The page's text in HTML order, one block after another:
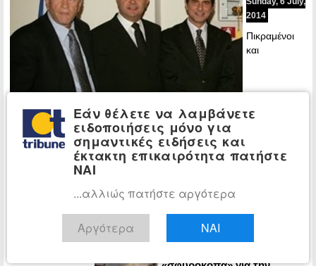
2014
Πικραμένοι
και
δυσαρεστημένοι είναι οι Ιωαννίδης, Γκιουλέκας και Καλαφάτης,
επειδή όχι μόνο δεν αξιοποιήθηκαν στην κυβέρνηση μετά τον
ανασχηματισμό, αλλά…
ΤΕΛΕΥΤΑΙΕΣ ΕΙΔΗΣΕΙΣ
Εάν θέλετε να λαμβάνετε
ειδοποιήσεις μόνο για
σημαντικές ειδήσεις και
έκτακτη επικαιρότητα πατήστε
ΝΑΙ
...αλλιώς πατήστε αργότερα
Αργότερα ΝΑΙ